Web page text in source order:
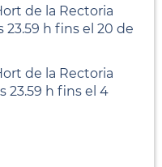
de la Rectoria
23.59 h fins el 20 de
de la Rectoria
23.59 h fins el 4